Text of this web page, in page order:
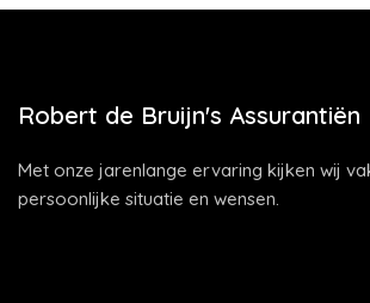
Robert de Bruijn's Assurantiën
Met onze jarenlange ervaring kijken wij
persoonlijke situatie en wensen.